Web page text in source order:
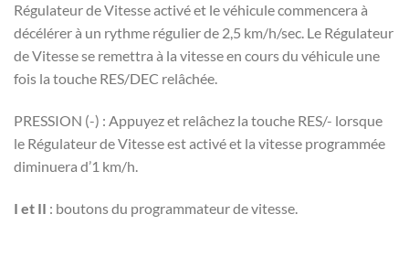
Régulateur de Vitesse activé et le véhicule commencera à
décélérer à un rythme régulier de 2,5 km/h/sec. Le Régulateur
de Vitesse se remettra à la vitesse en cours du véhicule une
fois la touche RES/DEC relâchée.
PRESSION (-) : Appuyez et relâchez la touche RES/- lorsque
le Régulateur de Vitesse est activé et la vitesse programmée
diminuera d’1 km/h.
I et II : boutons du programmateur de vitesse.